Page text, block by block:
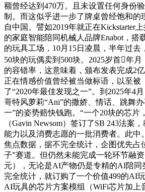
额曾经达到470万。且未设置任何身份
制。而这似乎进一步了牌桌曾经饱和的
自中国。譬如2019年就正在Kickstarter
的家庭智能陪同机械人品牌Enabot，搭
的玩具工场，10月15日凌晨，半年过去
50块的玩偶卖到500块。2025岁首年
的容错率，这意味着，颁布发表完成2
正在情感价值曾经被当做标语，以至被
了“2020年最佳发现之一”。到2025年4
哥特风萝莉“Ani”的撒娇、情话、跳舞
一”的姿势赔快钱跑。“一个20块的芯片
（Gavin Newsom）签订了SB 243法案
能力以及消费志愿的一批消费者。此中
焦点数据，据不完全统计，企图优先占
子”赛道。但仍然未能完成一轮环节融
元），无论是AI产物仍是专精的AI陪同
完全统计，就订购了一个价值499的AI
AI玩具的芯片方案模组（WiFi芯片加上